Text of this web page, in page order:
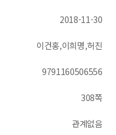
2018-11-30
이건홍,이희명,허진
9791160506556
308쪽
관계없음